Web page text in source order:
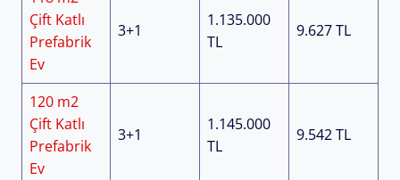
Çift Katlı
Prefabrik
Ev
3+1
1.135.000
TL
9.627 TL
120 m2
Çift Katlı
Prefabrik
Ev
3+1
1.145.000
TL
9.542 TL